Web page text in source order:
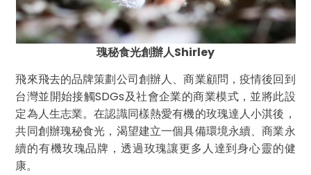
瑰秘食光創辦人Shirley
飛來飛去的品牌策劃公司創辦人、商業顧問，疫情後回到
台灣並開始接觸SDGs及社會企業的商業模式，並將此設
定為人生志業。在認識同樣熱愛有機的玫瑰達人小淇後，
共同創辦瑰秘食光，渴望建立一個具備環境永續、商業永
續的有機玫瑰品牌，透過玫瑰讓更多人達到身心靈的健
康。